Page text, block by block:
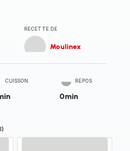
RECETTE DE
Moulinex
CUISSON REPOS
0min